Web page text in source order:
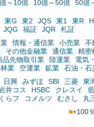
～10億 10億～50億 50億
東G 東2 JQS 東1 東R
JQG 福証 JQR
札証
情報・通信業 小売業 不
その他金融業 通信業 精密
品先物取引業 陸運業 電気
業 空運業 鉱業
石油・石
日興 みずほ SBI 三菱 東
井コス HSBC クレスイ
らフ コメルツ むさし 丸
■+100